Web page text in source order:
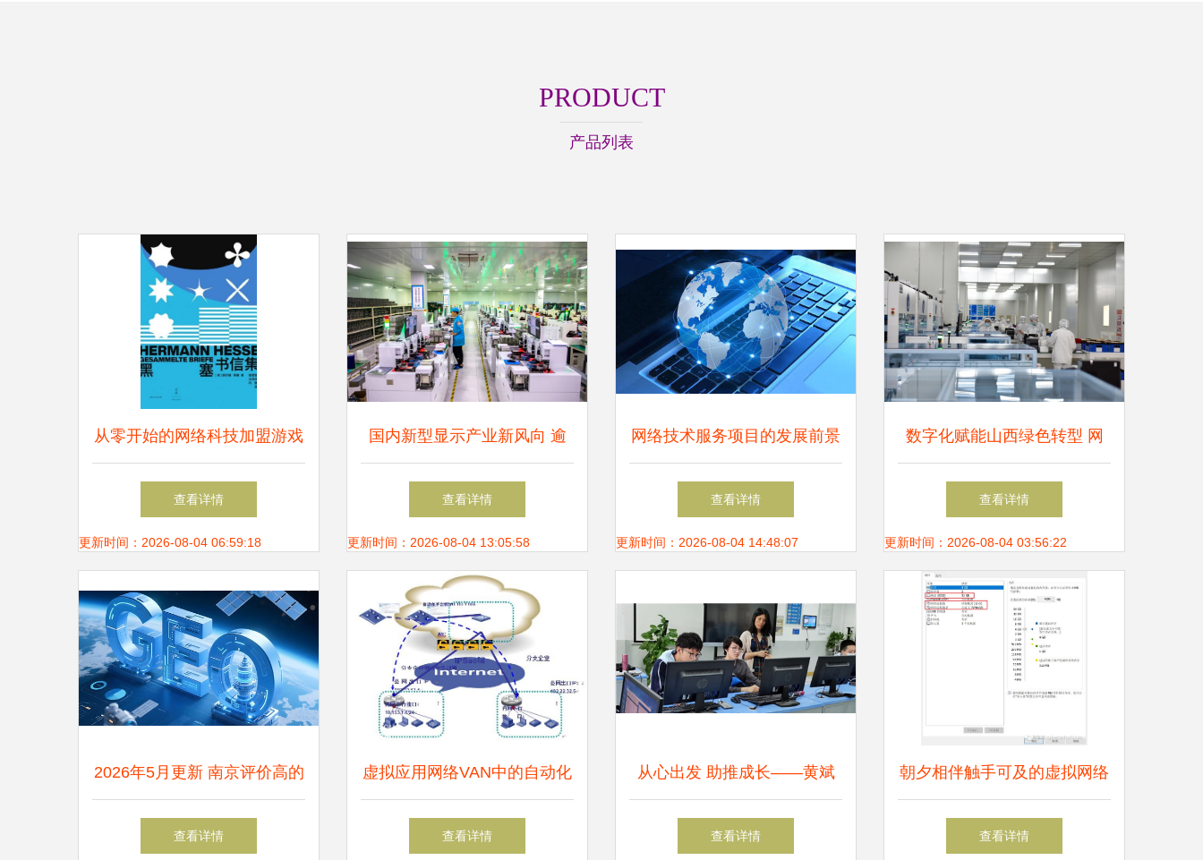
PRODUCT
产品列表
从零开始的网络科技加盟游戏
之路,成功经验分享
查看详情
更新时间：2026-08-04 06:59:18
国内新型显示产业新风向 逾
365亿投资汇聚27个前沿项
目，产业链集成与技术突破并
进
查看详情
更新时间：2026-08-04 13:05:58
网络技术服务项目的发展前景
与趋势分析
查看详情
更新时间：2026-08-04 14:48:07
数字化赋能山西绿色转型 网
络技术服务助力低碳产能之路
查看详情
更新时间：2026-08-04 03:56:22
2026年5月更新 南京评价高的
通义千问优化推广网络公司如
查看详情
虚拟应用网络VAN中的自动化
管理技术在移动通信网中的实
查看详情
从心出发 助推成长——黄斌
华计算机网络技术名师培育工
查看详情
朝夕相伴触手可及的虚拟网络
技术
查看详情